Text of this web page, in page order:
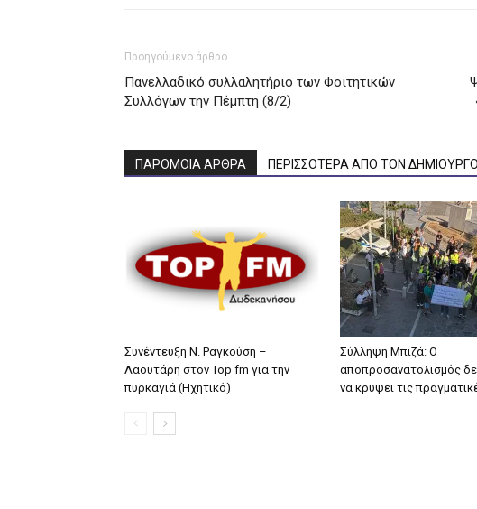
Προηγούμενο άρθρο
Πανελλαδικό συλλαλητήριο των Φοιτητικών
Συλλόγων την Πέμπτη (8/2)
ΠΑΡΟΜΟΙΑ ΑΡΘΡΑ ΠΕΡΙΣΣΟΤΕΡΑ ΑΠΟ ΤΟΝ ΔΗΜΙΟΥΡΓΟ
Συνέντευξη Ν. Ραγκούση –
Λαουτάρη στον Top fm για την
πυρκαγιά (Ηχητικό)
Σύλληψη Μπιζά: Ο
αποπροσανατολισμός
να κρύψει τις